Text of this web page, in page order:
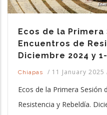
Ecos de la
Encuentros de
Diciembre 2024 y
Chiapas / 11 January 2025
Ecos de la Primera Sesión
Resistencia y Rebeldía.